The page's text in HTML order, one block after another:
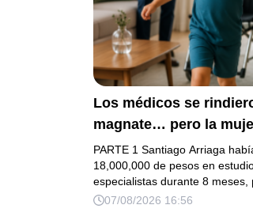
Los médicos se
magnate… pero la
su casa descubrió la
quiso escuchar.
PARTE 1 Santiago Arriaga
18,000,000 de pesos en
especialistas durante 8 meses,
07/08/2026 16:56